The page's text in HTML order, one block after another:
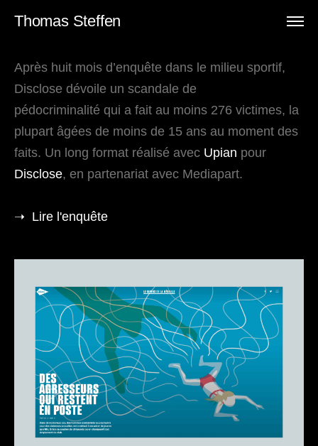
Thomas Steffen
Après huit mois d’enquête dans le milieu sportif,
Disclose dévoile un scandale de
pédocriminalité qui a fait au moins 276 victimes, la
plupart âgées de moins de 15 ans au moment des
faits. Un long format réalisé avec Upian pour
Disclose, en partenariat avec Mediapart.
➝ Lire l'enquête